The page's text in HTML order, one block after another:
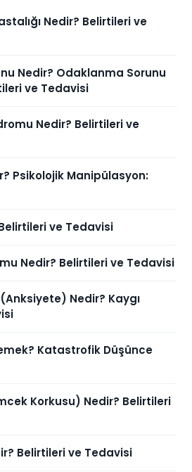
Nedir? Belirtileri ve
Nedir? Odaklanma Sorunu
ve Tedavisi
Nedir? Belirtileri ve
Psikolojik Manipülasyon:
ve Tedavisi
Nedir? Belirtileri ve Tedavisi
Nedir? Kaygı
Katastrofik Düşünce
Korkusu) Nedir? Belirtileri
Belirtileri ve Tedavisi